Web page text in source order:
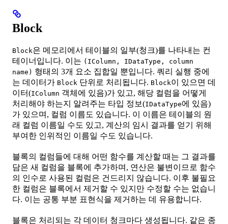
Block
Block은 메모리에서 테이블의 일부(청크)를 나타내는 컨
테이너입니다. 이는 (IColumn, IDataType, column
name) 형태의 3개 요소 집합일 뿐입니다. 쿼리 실행 중에
는 데이터가 Block 단위로 처리됩니다. Block이 있으면 데
이터(IColumn 객체에 있음)가 있고, 해당 컬럼을 어떻게
처리해야 하는지 알려주는 타입 정보(IDataType에 있음)
가 있으며, 컬럼 이름도 있습니다. 이 이름은 테이블의 원
래 컬럼 이름일 수도 있고, 계산의 임시 결과를 얻기 위해
부여한 인위적인 이름일 수도 있습니다.
블록의 컬럼들에 대해 어떤 함수를 계산할 때는 그 결과를
담은 새 컬럼을 블록에 추가하며, 연산은 불변이므로 함수
의 인수로 사용된 컬럼은 건드리지 않습니다. 이후 불필요
한 컬럼은 블록에서 제거할 수 있지만 수정할 수는 없습니
다. 이는 공통 부분 표현식을 제거하는 데 유용합니다.
블록은 처리되는 각 데이터 청크마다 생성됩니다. 같은 종